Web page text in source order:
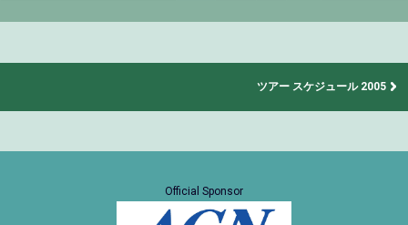
ツアー スケジュール 2005
Official Sponsor